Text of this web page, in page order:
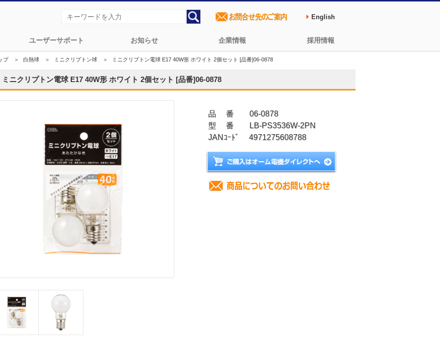
ユーザーサポート お知らせ 企業情報 採用情報
English
プ＞ 白熱球 ＞ ミニクリプトン球 ＞ ミニクリプトン電球 E17 40W形 ホワイト 2個セット [品番]06-0878
ミニクリプトン電球 E17 40W形 ホワイト 2個セット [品番]06-0878
品 番 06-0878
型 番 LB-PS3536W-2PN
JANｺｰﾄﾞ 4971275608788